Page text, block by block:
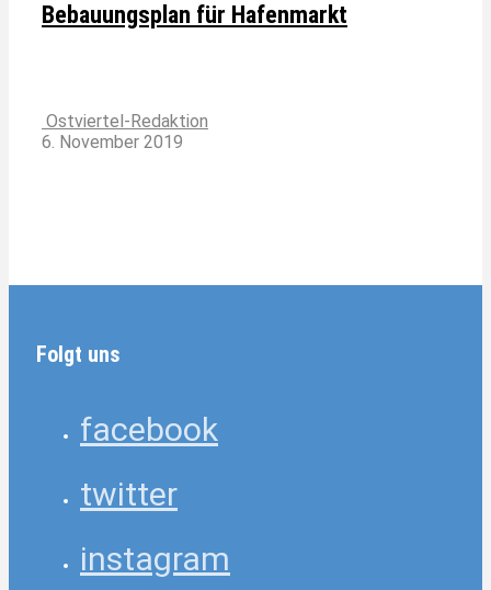
Bebauungsplan für Hafenmarkt
Ostviertel-Redaktion
6. November 2019
Folgt uns
facebook
twitter
instagram